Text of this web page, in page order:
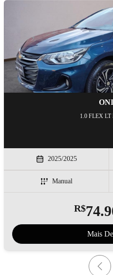
1.0 FLEX
2025/2025
Manual
R$
Mais